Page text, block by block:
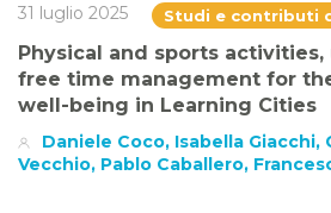
31 luglio 2025 Studi e contributi
Physical and sports
free time management for
well-being in Learning Cities
Daniele Coco, Isabella Giacchi,
Vecchio, Pablo Caballero,